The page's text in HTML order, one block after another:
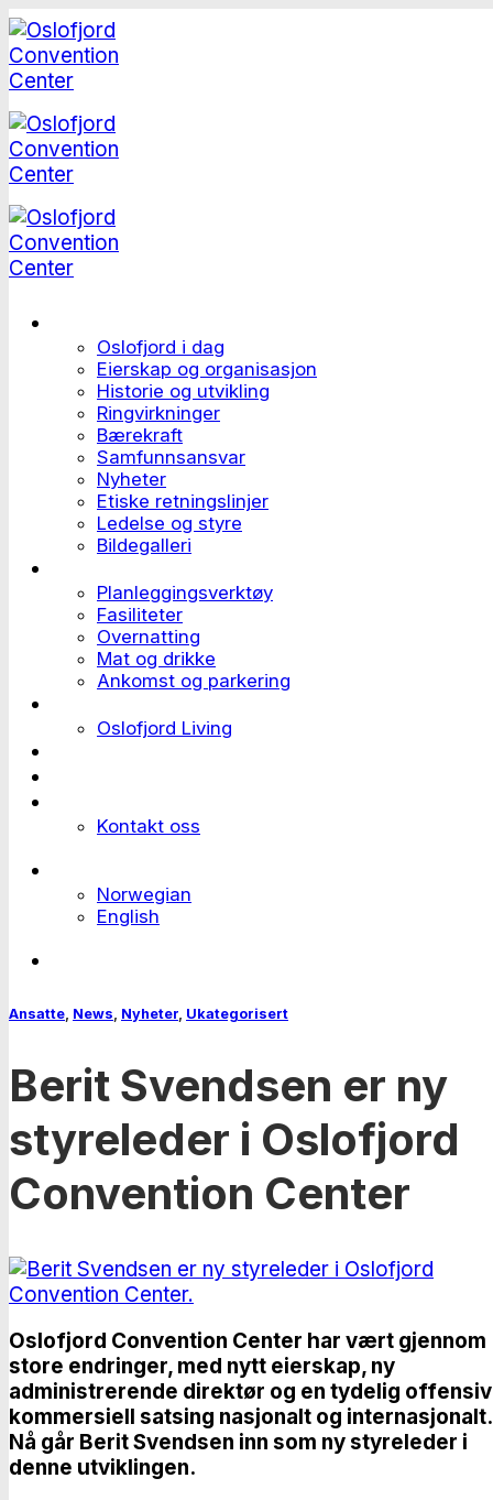
Skip
to
content
Oslofjord i dag
Eierskap og organisasjon
Historie og utvikling
Ringvirkninger
Bærekraft
Samfunnsansvar
Nyheter
Etiske retningslinjer
Ledelse og styre
Bildegalleri
Planleggingsverktøy
Fasiliteter
Overnatting
Mat og drikke
Ankomst og parkering
Oslofjord Living
Kontakt oss
Norwegian
English
Ansatte, News, Nyheter, Ukategorisert
Berit Svendsen er ny
styreleder i Oslofjord
Convention Center
Oslofjord Convention Center har vært gjennom
store endringer, med nytt eierskap, ny
administrerende direktør og en tydelig offensiv
kommersiell satsing nasjonalt og internasjonalt.
Nå går Berit Svendsen inn som ny styreleder i
denne utviklingen.